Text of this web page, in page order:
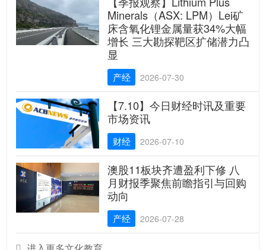
Minerals（ASX: LPM）Lei矿
床含氧化锂金属量获34%大幅
增长 三大勘探靶区扩储潜力凸
显
产经 2026-07-30
【7.10】今日财经时讯及重要
市场资讯
财经 2026-07-10
澳股11板块齐遭盈利下修 八
月财报季聚焦前瞻指引与回购
动向
产经 2026-07-28